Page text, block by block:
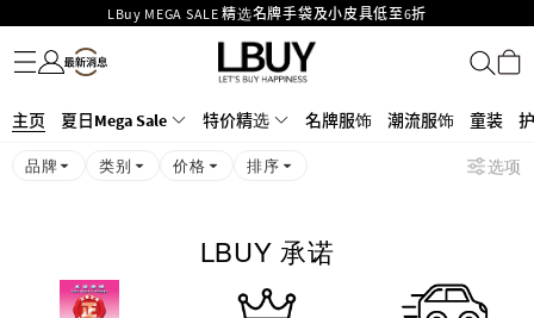
LBuy MEGA SALE 精选名牌手袋及小皮具低至6折
Goyard Hobo / Hobo Mini人气限量特别版限时原价低至75折!
LBuy呈献 - Hermès 及 Chanel 手袋及首饰低至6折，立即入手!
426号铺！
MOKO 1楼175号铺旗舰店特设名牌Hermès、CHANEL及LV专区！
购物满HKD500即享免运费！
名牌服饰
潮流服饰
童装
护肤美妆
香水香薰
个人护理
母婴护理
游戏及精品玩具
文仪用品
家居生活
电子产品
美食
医药保健
运动与户外用品
主页 夏日Mega Sale 特价精选 名牌服饰 潮流服饰 童装
品牌 类别 价格 排序 选项
LBUY 承诺